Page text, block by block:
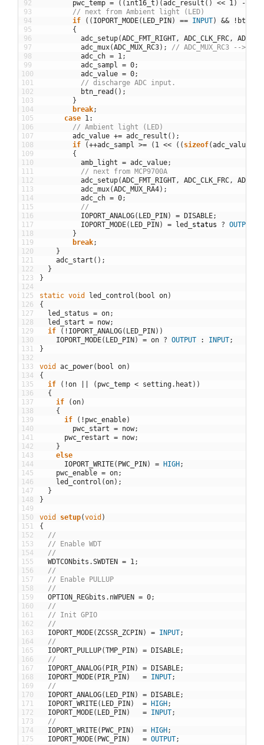
92
93
94
95
96
97
98
99
100
101
102
103
104
105
106
107
108
109
110
111
112
113
114
115
116
117
118
119
120
121
122
123
124
125
126
127
128
129
130
131
132
133
134
135
136
137
138
139
140
141
142
143
144
145
146
147
148
149
150
151
152
153
154
155
156
157
158
159
160
161
162
163
164
165
166
167
168
169
170
171
172
173
174
175
pwc_temp = ( ( int16_t ) (adc_result ( ) << 1 ) -
// next from Ambient light (LED)
if
( ( IOPORT_MODE( LED_PIN) == INPUT) && !
{
adc_setup(ADC_FMT_RIGHT , ADC_CLK_FRC ,
adc_mux(ADC_MUX_RC3) ;
// ADC_MUX_RC3 -->
adc_ch = 1 ;
adc_sampl
= 0;
adc_value = 0;
// discharge ADC input.
btn_read ( ) ;
}
break;
case 1 :
// Ambient light (LED)
adc_value += adc_result ( ) ;
if
(++adc_sampl >= ( 1 << ( ( sizeof(adc_value
{
amb_light = adc_value;
// next from MCP9700A
adc_setup(ADC_FMT_RIGHT , ADC_CLK_FRC ,
adc_mux(ADC_MUX_RA4) ;
adc_ch = 0;
//
IOPORT_ANALOG( LED_PIN) = DISABLE;
IOPORT_MODE( LED_PIN) = led status ? OUTPUT
}
break;
}
adc_start ( ) ;
}
}
static void led_control ( bool on)
{
led_status = on;
led_start = now;
if
( ! IOPORT_ANALOG( LED_PIN) )
IOPORT_MODE( LED_PIN) = on ? OUTPUT : INPUT;
}
void ac_power( bool on)
{
if
( !on ( pwc_temp < setting. heat ) )
{
if
(on)
{
if
( ! pwc_enable)
pwc_start = now;
pwc_restart = now;
}
else
IOPORT_WRITE( PWC_PIN) = HIGH;
pwc_enable = on;
led_control (on) ;
}
}
void setup(void )
{
//
// Enable WDT
//
WDTCONbits .SWDTEN = 1 ;
//
// Enable PULLUP
//
OPTION_REGbits . nWPUEN = 0;
//
// Init GPIO
//
IOPORT_MODE( ZCSSR_ZCPIN) = INPUT;
//
IOPORT_PULLUP(TMP_PIN) = DISABLE;
//
IOPORT_ANALOG( PIR_PIN) = DISABLE;
IOPORT_MODE( PIR_PIN) = INPUT;
//
IOPORT_ANALOG( LED_PIN) = DISABLE;
IOPORT_WRITE( LED_PIN) = HIGH;
IOPORT_MODE( LED_PIN) = INPUT;
//
IOPORT_WRITE( PWC_PIN) = HIGH;
IOPORT_MODE( PWC_PIN) = OUTPUT;